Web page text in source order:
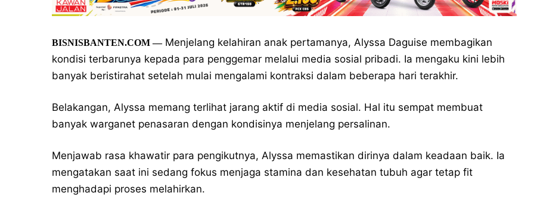
BISNISBANTEN.COM—Menjelang kelahiran anak pertamanya, Alyssa Daguise membagikan
kondisi terbarunya kepada para penggemar melalui media sosial pribadi. Ia mengaku kini lebih
banyak beristirahat setelah mulai mengalami kontraksi dalam beberapa hari terakhir.
Belakangan, Alyssa memang terlihat jarang aktif di media sosial. Hal itu sempat membuat
banyak warganet penasaran dengan kondisinya menjelang persalinan.
Menjawab rasa khawatir para pengikutnya, Alyssa memastikan dirinya dalam keadaan baik. Ia
mengatakan saat ini sedang fokus menjaga stamina dan kesehatan tubuh agar tetap fit
menghadapi proses melahirkan.